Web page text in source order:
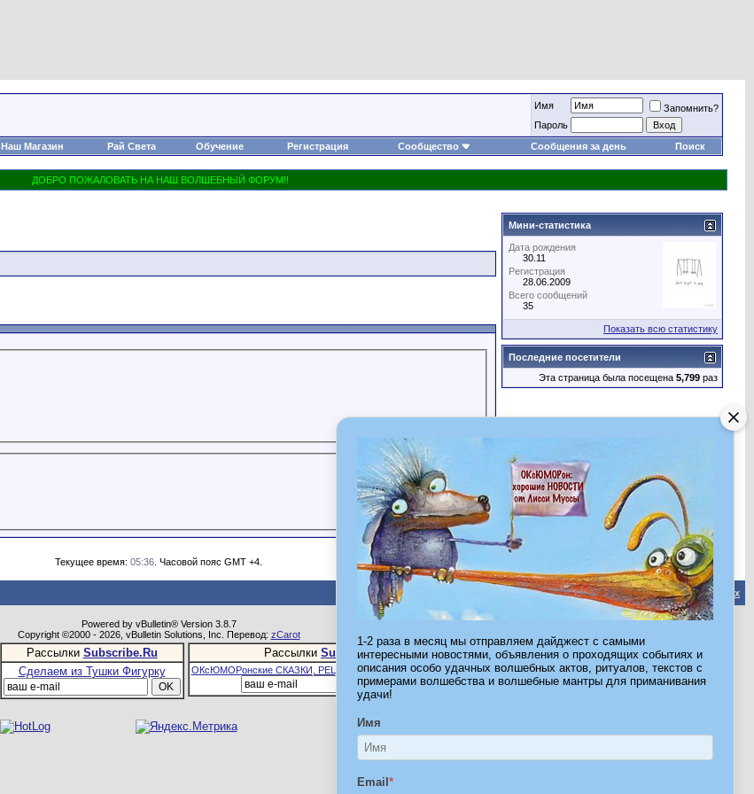
1-2 раза в месяц мы отправляем дайджест с самыми
интересными новостями, объявления о проходящих событиях и
описания особо удачных волшебных актов, ритуалов, текстов с
примерами волшебства и волшебные мантры для приманивания
удачи!
Имя
Email *
Имя
Запомнить?
Пароль
Наш Магазин Рай Света Обучение Регистрация Сообщество Сообщения за день Поиск
Мини-статистика
Дата рождения
30.11
Регистрация
28.06.2009
Всего сообщений
35
Показать всю статистику
Последние посетители
Эта страница была посещена 5,799 раз
Текущее время: 05:36 . Часовой пояс GMT +4.
Обратная связь-Форум Волшебников-Архив-Вверх
Powered by vBulletin® Version 3.8.7
Copyright ©2000 - 2026, vBulletin Solutions, Inc. Перевод: zCarot
Рассылки Subscribe.Ru
Сделаем из Тушки Фигурку
Рассылки Subscribe.Ru
ОКсЮМОРонские СКАЗКИ, РЕЦЕПТЫ И ШТУЧКИ ДЛЯ ВСЕХ